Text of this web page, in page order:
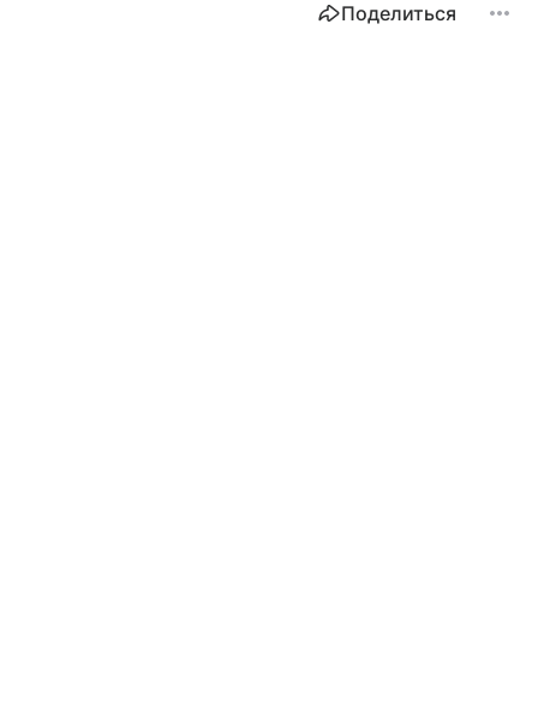
Поделиться